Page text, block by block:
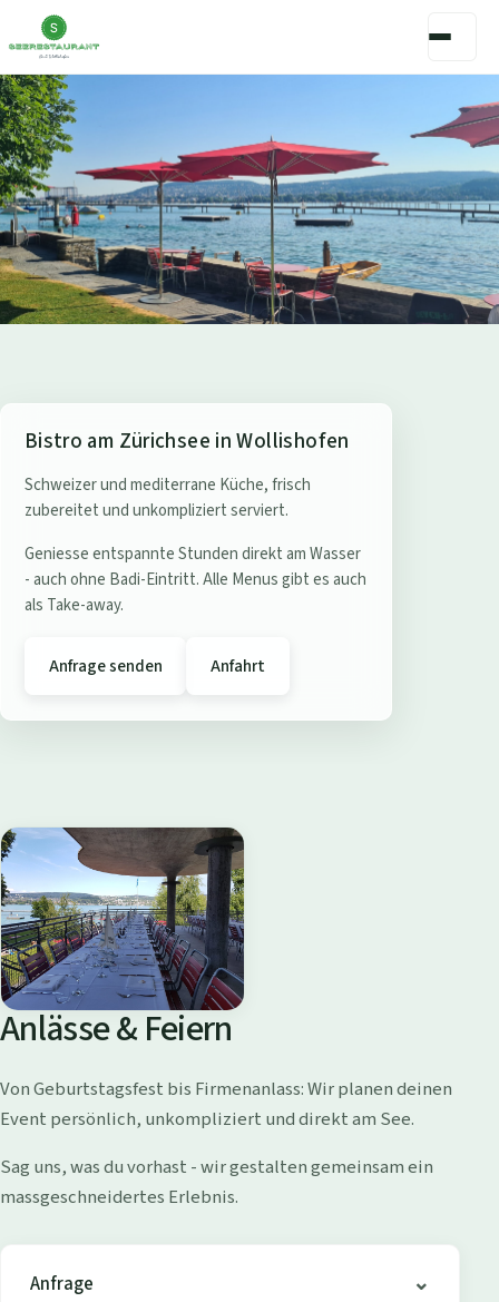
S
e
e
e
s
r
B
a
d
i
W
o
l
i
s
h
o
e
n
Bistro am Zürichsee in Wollishofen
Schweizer und mediterrane Küche, frisch
zubereitet und unkompliziert serviert.
Geniesse entspannte Stunden direkt am Wasser
- auch ohne Badi-Eintritt. Alle Menus gibt es auch
als Take-away.
Anfrage senden Anfahrt
Anlässe & Feiern
Von Geburtstagsfest bis Firmenanlass: Wir planen deinen
Event persönlich, unkompliziert und direkt am See.
Sag uns, was du vorhast - wir gestalten gemeinsam ein
massgeschneidertes Erlebnis.
Anfrage